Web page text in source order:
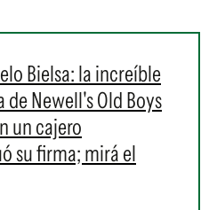
Bielsa: la increíble
Newell's Old Boys
un cajero
su firma; mirá el